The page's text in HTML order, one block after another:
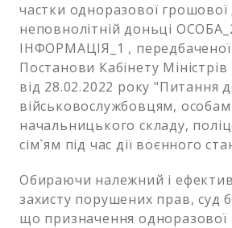
частки одноразової грошової
неповнолітній доньці
ІНФОРМАЦІЯ_1 ,
Постанови Кабінету
від 28.02.2022 року "Питання
військовослужбовцям, особам
начальницького складу,
сім`ям під час дії воєнного
Обираючи належний і
захисту порушених прав, суд
що призначення одноразової